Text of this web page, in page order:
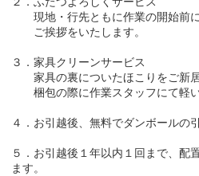
現地・行先ともに作業の開始前
ご挨拶をいたします。
３．家具クリーンサービス
家具の裏についたほこりをご新居
梱包の際に作業スタッフにて軽い
４．お引越後、無料でダンボールの
５．お引越後１年以内１回まで、配
ます。